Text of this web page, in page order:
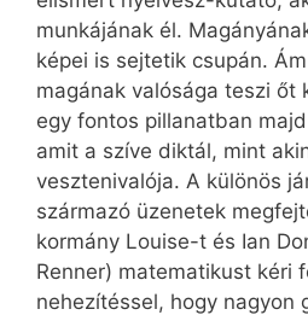
munkájának él.
képei is sejtetik csupán.
magának valósága teszi őt
egy fontos pillanatban
amit a szíve diktál, mint
vesztenivalója. A különös
származó üzenetek
kormány Louise-t és Ian
Renner) matematikust kéri
nehezítéssel, hogy nagyon